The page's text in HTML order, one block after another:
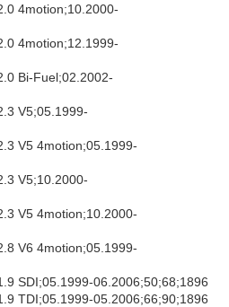
4motion;10.2000-
4motion;12.1999-
Bi-Fuel;02.2002-
V5;05.1999-
V5 4motion;05.1999-
V5;10.2000-
V5 4motion;10.2000-
V6 4motion;05.1999-
SDI;05.1999-06.2006;50;68;1896
TDI;05.1999-05.2006;66;90;1896